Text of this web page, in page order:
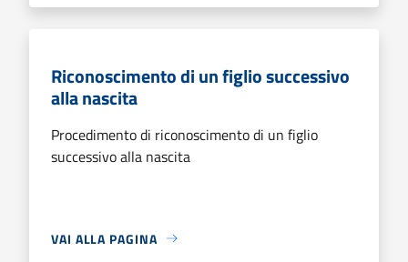
Riconoscimento di un figlio successivo
alla nascita
Procedimento di riconoscimento di un figlio
successivo alla nascita
VAI ALLA PAGINA